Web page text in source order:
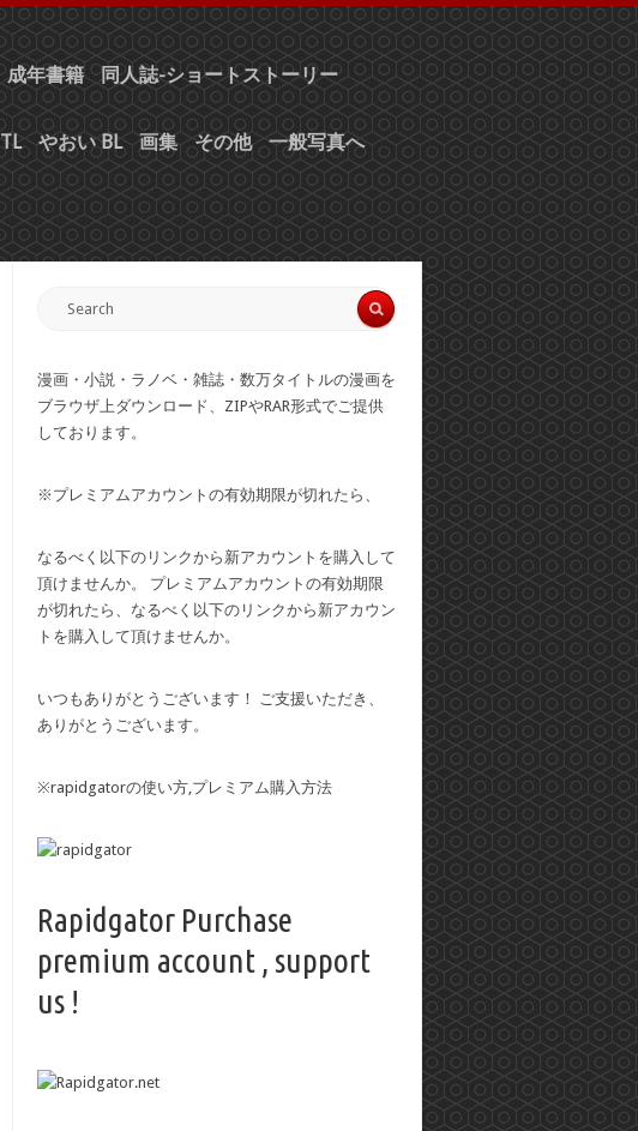
成年書籍 同人誌-ショートストーリー
TL やおい BL 画集 その他 一般写真へ
漫画・小説・ラノベ・雑誌・数万タイトルの漫画を
ブラウザ上ダウンロード、ZIPやRAR形式でご提供
しております。
※プレミアムアカウントの有効期限が切れたら、
なるべく以下のリンクから新アカウントを購入して
頂けませんか。 プレミアムアカウントの有効期限
が切れたら、なるべく以下のリンクから新アカウン
トを購入して頂けませんか。
いつもありがとうございます！ ご支援いただき、
ありがとうございます。
※rapidgatorの使い方,プレミアム購入方法
Rapidgator Purchase
premium account , support
us !